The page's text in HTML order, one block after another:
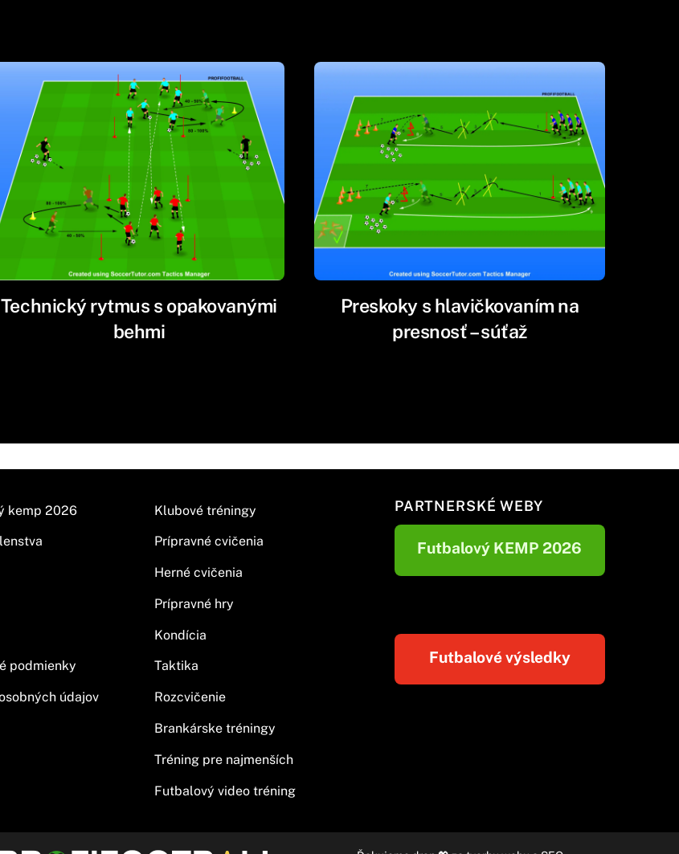
Technický rytmus s opakovanými
behmi
Preskoky s hlavičkovaním na
presnosť – súťaž
kemp 2026
podmienky
údajov
Klubové tréningy
Prípravné cvičenia
Herné cvičenia
Prípravné hry
Kondícia
Taktika
Rozcvičenie
Brankárske tréningy
Tréning pre najmenších
Futbalový video tréning
PARTNERSKÉ WEBY
Futbalový KEMP 2026
Futbalové výsledky